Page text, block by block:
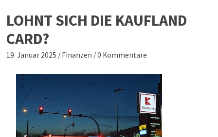
LOHNT SICH DIE KAUFLAND
CARD?
19. Januar 2025 / Finanzen /0 Kommentare